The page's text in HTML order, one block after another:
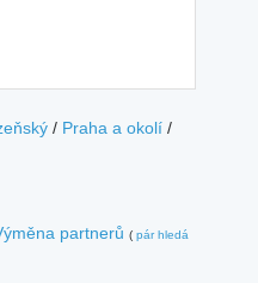
/ Praha a okolí /
partnerů ( pár hledá